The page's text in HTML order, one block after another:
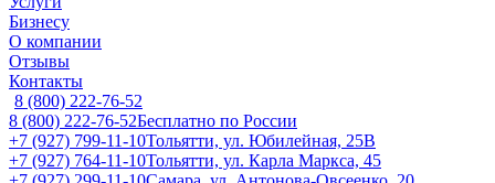
Бизнесу
О компании
Отзывы
Контакты
8 (800) 222-76-52
8 (800) 222-76-52Бесплатно по России
+7 (927) 799-11-10Тольятти, ул. Юбилейная, 25В
+7 (927) 764-11-10Тольятти, ул. Карла Маркса, 45